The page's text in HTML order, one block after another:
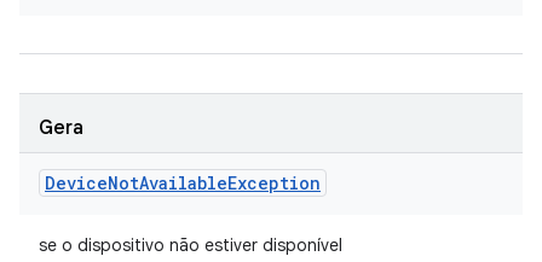
Gera
DeviceNotAvailableException
se o dispositivo não estiver disponível